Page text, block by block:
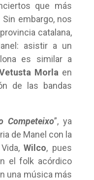
que más
embargo, nos
catalana,
asistir a un
es similar a
Morla en
de las bandas
Competeixo”, ya
de Manel con la
Wilco, pues
el folk acórdico
una música más